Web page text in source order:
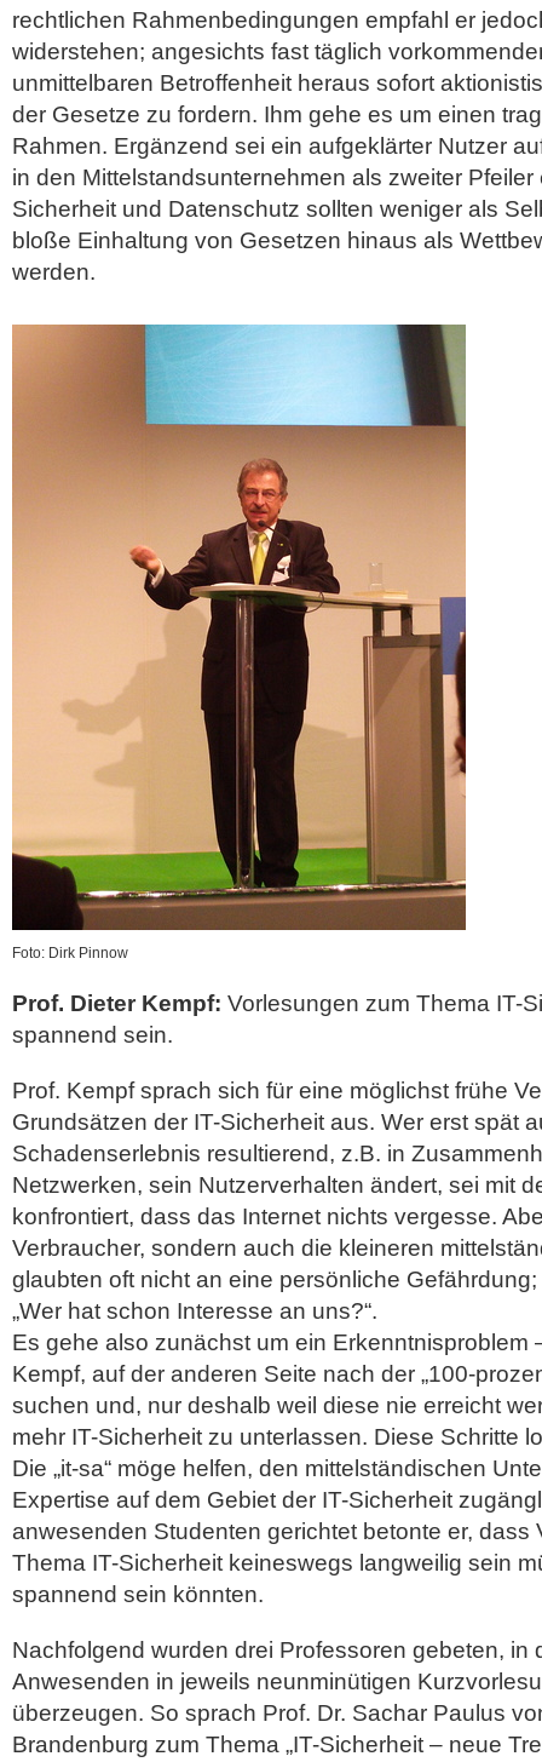
rechtlichen Rahmenbedingungen empfahl er
widerstehen; angesichts fast täglich
unmittelbaren Betroffenheit heraus sofort
der Gesetze zu fordern. Ihm gehe es um einen
Rahmen. Ergänzend sei ein aufgeklärter Nutzer
in den Mittelstandsunternehmen als zweiter Pfeiler
Sicherheit und Datenschutz sollten weniger als
bloße Einhaltung von Gesetzen hinaus als
werden.
Foto: Dirk Pinnow
Prof. Dieter Kempf: Vorlesungen zum Thema IT-
spannend sein.
Prof. Kempf sprach sich für eine möglichst frühe
Grundsätzen der IT-Sicherheit aus. Wer erst spät
Schadenserlebnis resultierend, z.B. in
Netzwerken, sein Nutzerverhalten ändert, sei mit
konfrontiert, dass das Internet nichts vergesse.
Verbraucher, sondern auch die kleineren
glaubten oft nicht an eine persönliche
„Wer hat schon Interesse an uns?“.
Es gehe also zunächst um ein Erkenntnisproblem
Kempf, auf der anderen Seite nach der „100-
suchen und, nur deshalb weil diese nie erreicht
mehr IT-Sicherheit zu unterlassen. Diese Schritte
Die „it-sa“ möge helfen, den mittelständischen
Expertise auf dem Gebiet der IT-Sicherheit
anwesenden Studenten gerichtet betonte er, dass
Thema IT-Sicherheit keineswegs langweilig sein
spannend sein könnten.
Nachfolgend wurden drei Professoren gebeten, in
Anwesenden in jeweils neunminütigen
überzeugen. So sprach Prof. Dr. Sachar Paulus
Brandenburg zum Thema „IT-Sicherheit – neue